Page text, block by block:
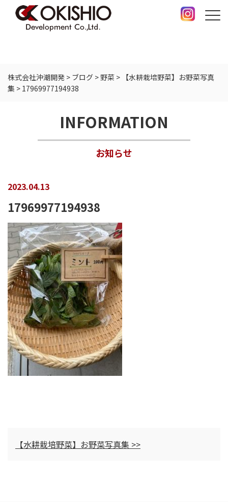
株式会社沖潮開発 > ブログ >野菜 > 【水耕栽培野菜】お野菜写真
集 > 17969977194938
INFORMATION
お知らせ
2023.04.13
17969977194938
【水耕栽培野菜】お野菜写真集 >>